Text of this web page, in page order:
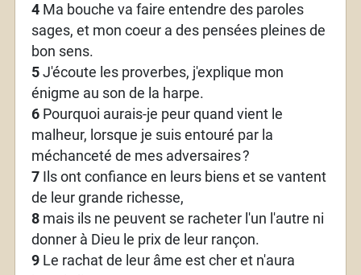
4Ma bouche va faire entendre des paroles
sages, et mon coeur a des pensées pleines de
bon sens.
5J'écoute les proverbes, j'explique mon
énigme au son de la harpe.
6Pourquoi aurais-je peur quand vient le
malheur, lorsque je suis entouré par la
méchanceté de mes adversaires?
7Ils ont confiance en leurs biens et se vantent
de leur grande richesse,
8mais ils ne peuvent se racheter l'un l'autre ni
donner à Dieu le prix de leur rançon.
9Le rachat de leur âme est cher et n'aura